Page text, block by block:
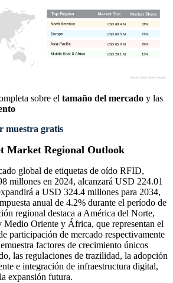
13%
USD 29.1 M
29%
USD 65.0 M
27%
USD 60.5 M
31%
USD 69.4 M
sobre el tamaño del mercado y las
muestra gratis
Market Regional Outlook
global de etiquetas de oído RFID,
millones en 2024, alcanzará USD 224.01
a USD 324.4 millones para 2034,
anual de 4.2% durante el período de
regional destaca a América del Norte,
Oriente y África, que representan el
participación de mercado respectivamente
factores de crecimiento únicos
las regulaciones de trazilidad, la adopción
e integración de infraestructura digital,
expansión futura.